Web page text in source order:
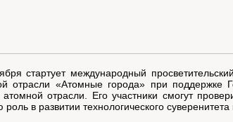
стартует международный
отрасли «Атомные города» при поддержке
отрасли. Его участники смогут
роль в развитии технологического